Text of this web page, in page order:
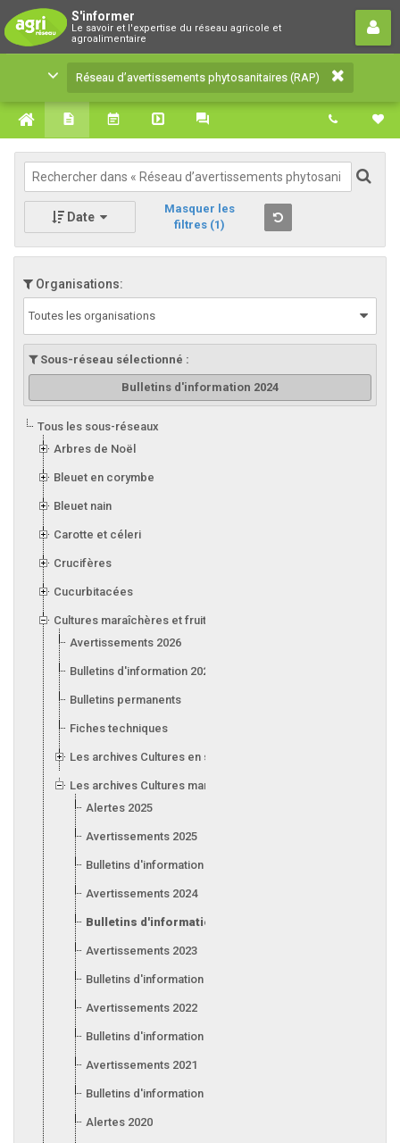
S'informer
Le savoir et l'expertise du réseau agricole et
agroalimentaire
Réseau d’avertissements
phytosanitaires (RAP)
Le savoir et l'expertise du réseau agricole et
agroalimentaire
Réseau d’avertissements phytosanitaires (RAP)
Date
Masquer les
filtres (1)
Organisations:
Toutes les organisations
Sous-réseau sélectionné :
Bulletins d'information 2024
Tous les sous-réseaux
Arbres de Noël
Bleuet en corymbe
Bleuet nain
Carotte et céleri
Crucifères
Cucurbitacées
Cultures maraîchères et fruitières en serre
Avertissements 2026
Bulletins d'information 2026
Bulletins permanents
Fiches techniques
Les archives Cultures en serre
Les archives Cultures maraîchères et fruitières en serre
Alertes 2025
Avertissements 2025
Bulletins d'information 2025
Avertissements 2024
Bulletins d'information 2024
Avertissements 2023
Bulletins d'information 2023
Avertissements 2022
Bulletins d'information 2022
Avertissements 2021
Bulletins d'information 2021
Alertes 2020